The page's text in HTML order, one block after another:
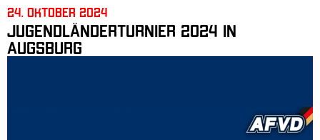
24. Oktober 2024
Jugendländerturnier 2024 in
Augsburg